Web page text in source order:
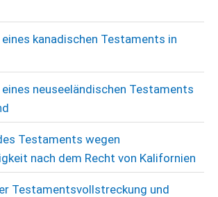
kanadischen Testaments in
neuseeländischen Testaments
Testaments wegen
nach dem Recht von Kalifornien
Testamentsvollstreckung und